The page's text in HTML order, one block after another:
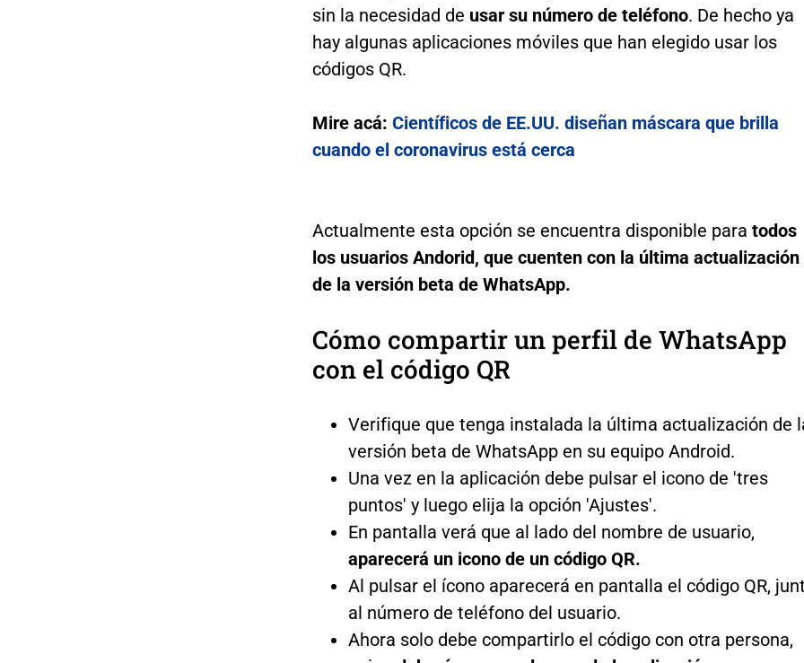
sin la necesidad de usar su número de teléfono. De hecho ya
hay algunas aplicaciones móviles que han elegido usar los
códigos QR.
Mire acá: Científicos de EE.UU. diseñan máscara que brilla
cuando el coronavirus está cerca
Actualmente esta opción se encuentra disponible para todos
los usuarios Andorid, que cuenten con la última actualización
de la versión beta de WhatsApp.
Cómo compartir un perfil de WhatsApp
con el código QR
Verifique que tenga instalada la última actualización de
versión beta de WhatsApp en su equipo Android.
Una vez en la aplicación debe pulsar el icono de 'tres
puntos' y luego elija la opción 'Ajustes'.
En pantalla verá que al lado del nombre de usuario,
aparecerá un icono de un código QR.
Al pulsar el ícono aparecerá en pantalla el código QR,
al número de teléfono del usuario.
Ahora solo debe compartirlo el código con otra persona,